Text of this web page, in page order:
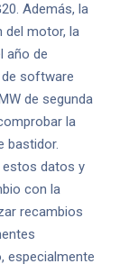
Además, la
del motor, la
año de
software
de segunda
la
bastidor.
estos datos y
con la
recambios
especialmente